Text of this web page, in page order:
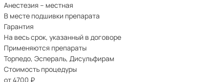
Анестезия – местная
В месте подшивки препарата
Гарантия
На весь срок, указанный в договоре
Применяются препараты
Торпедо, Эспераль, Дисульфирам
Стоимость процедуры
от 4700 ₽